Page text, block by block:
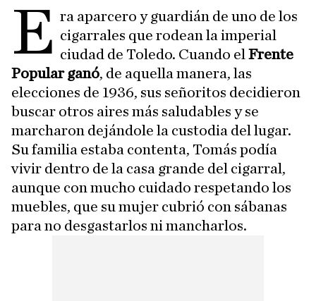
E ra aparcero y guardián de uno de los
cigarrales que rodean la imperial
ciudad de Toledo. Cuando elFrente
Popular ganó, de aquella manera, las
elecciones de 1936, sus señoritos decidieron
buscar otros aires más saludables y se
marcharon dejándole la custodia del lugar.
Su familia estaba contenta, Tomás podía
vivir dentro de la casa grande del cigarral,
aunque con mucho cuidado respetando los
muebles, que su mujer cubrió con sábanas
para no desgastarlos ni mancharlos.